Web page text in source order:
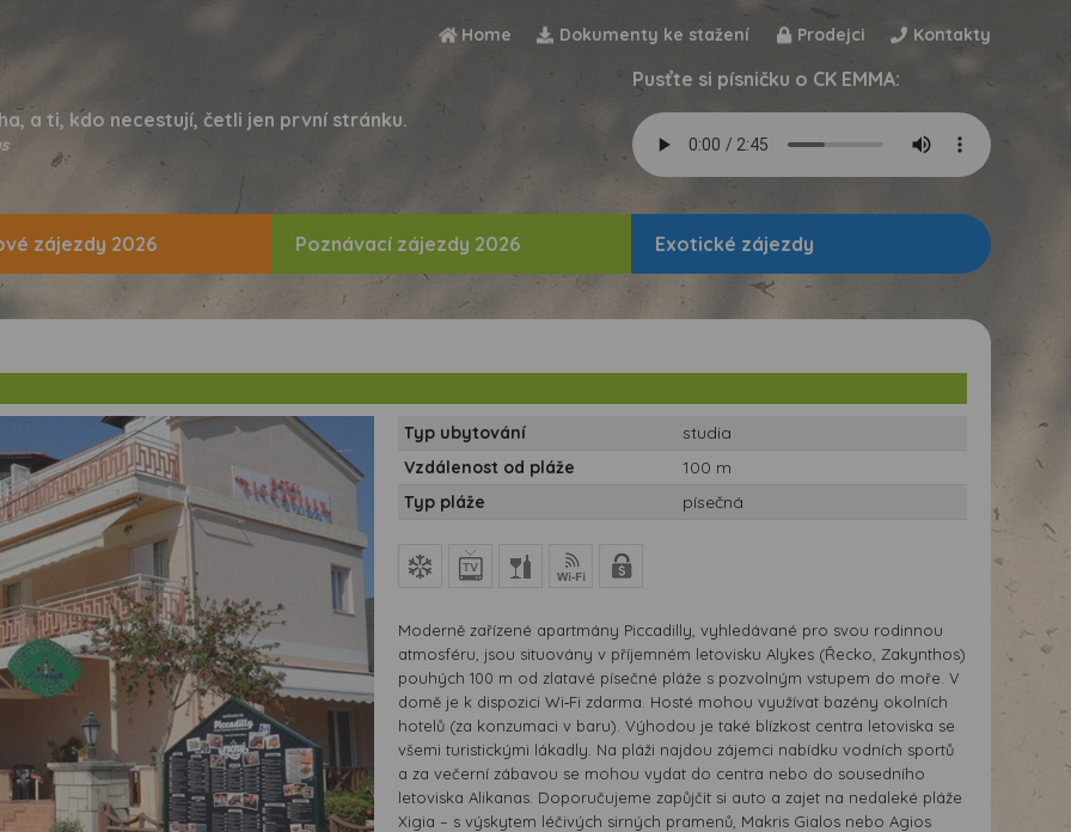
Home Dokumenty ke stažení Prodejci Kontakty
a ti, kdo necestují, četli jen první stránku.
Pusťte si písničku o CK EMMA:
zájezdy 2026 Poznávací zájezdy 2026 Exotické zájezdy
Typ ubytování
studia
Vzdálenost od pláže
100 m
Typ pláže
písečná
Moderně zařízené apartmány Piccadilly, vyhledávané pro svou rodinnou
atmosféru, jsou situovány v příjemném letovisku Alykes (Řecko, Zakynthos)
pouhých 100 m od zlatavé písečné pláže s pozvolným vstupem do moře. V
domě je k dispozici Wi‑Fi zdarma. Hosté mohou využívat bazény okolních
hotelů (za konzumaci v baru). Výhodou je také blízkost centra letoviska se
všemi turistickými lákadly. Na pláži najdou zájemci nabídku vodních sportů
a za večerní zábavou se mohou vydat do centra nebo do sousedního
letoviska Alikanas. Doporučujeme zapůjčit si auto a zajet na nedaleké pláže
Xigia – s výskytem léčivých sirných pramenů, Makris Gialos nebo Agios